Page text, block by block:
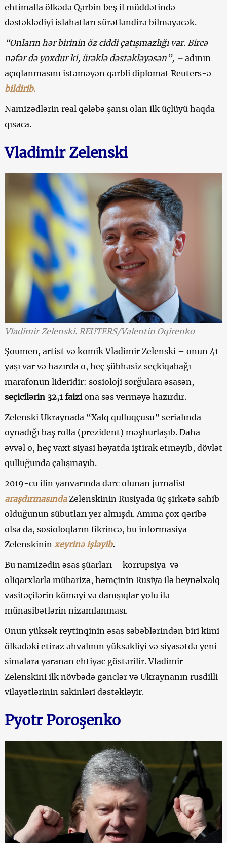
ehtimalla ölkədə Qərbin beş il müddətində
dəstəklədiyi islahatları sürətləndirə bilməyəcək.
“Onların hər birinin öz ciddi çatışmazlığı var. Bircə
nəfər də yoxdur ki, ürəklə dəstəkləyəsən”, – adının
açıqlanmasını istəməyən qərbli diplomat Reuters-ə
bildirib.
Namizədlərin real qələbə şansı olan ilk üçlüyü haqda
qısaca.
Vladimir Zelenski
Vladimir Zelenski. REUTERS/Valentin Oqirenko
Şoumen, artist və komik Vladimir Zelenski – onun 41
yaşı var və hazırda o, heç şübhəsiz seçkiqabağı
marafonun lideridir: sosioloji sorğulara əsasən,
seçicilərin 32,1 faiziona səs verməyə hazırdır.
Zelenski Ukraynada “Xalq qulluqçusu” serialında
oynadığı baş rolla (prezident) məşhurlaşıb. Daha
əvvəl o, heç vaxt siyasi həyatda iştirak etməyib, dövlət
qulluğunda çalışmayıb.
2019-cu ilin yanvarında dərc olunan jurnalist
araşdırmasındaZelenskinin Rusiyada üç şirkətə sahib
olduğunun sübutları yer almışdı. Amma çox qəribə
olsa da, sosioloqların fikrincə, bu informasiya
Zelenskinin xeyrinə işləyib.
Bu namizədin əsas şüarları – korrupsiya və
oliqarxlarla mübarizə, həmçinin Rusiya ilə beynəlxalq
vasitəçilərin köməyi və danışıqlar yolu ilə
münasibətlərin nizamlanması.
Onun yüksək reytinqinin əsas səbəblərindən biri kimi
ölkədəki etiraz əhvalının yüksəkliyi və siyasətdə yeni
simalara yaranan ehtiyac göstərilir. Vladimir
Zelenskini ilk növbədə gənclər və Ukraynanın rusdilli
vilayətlərinin sakinləri dəstəkləyir.
Pyotr Poroşenko